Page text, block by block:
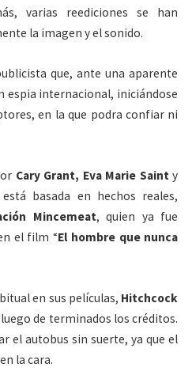
varias reediciones se han
la imagen y el sonido.
que, ante una aparente
espia internacional, iniciándose
en la que podra confiar ni
Cary Grant, Eva Marie Sainty
basada en hechos reales,
Mincemeat, quien ya fue
el film “El hombre que nunca
en sus películas, Hitchcock
de terminados los créditos.
el autobus sin suerte, ya que el
la cara.